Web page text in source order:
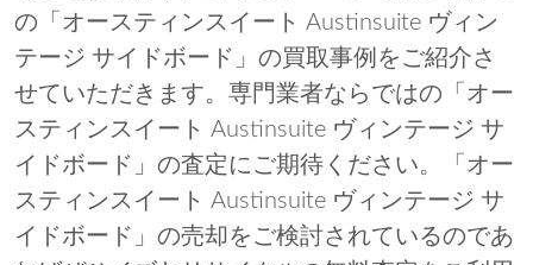
の「オースティンスイート Austinsuite ヴィン
テージ サイドボード」の買取事例をご紹介さ
せていただきます。専門業者ならではの「オー
スティンスイート Austinsuite ヴィンテージ サ
イドボード」の査定にご期待ください。「オー
スティンスイート Austinsuite ヴィンテージ サ
イドボード」の売却をご検討されているのであ